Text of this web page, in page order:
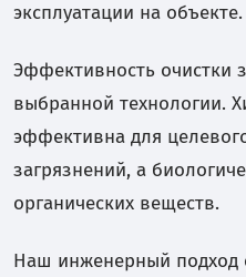
эксплуатации на объекте.
Эффективность очистки
выбранной технологии.
эффективна для
загрязнений, а
органических веществ.
Наш инженерный подход